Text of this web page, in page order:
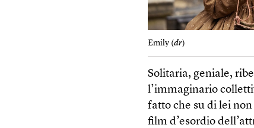
Emily (dr)
Solitaria, geniale,
l’immaginario
fatto che su di lei
film d’esordio